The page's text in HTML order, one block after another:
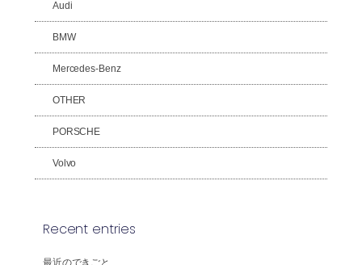
Audi
BMW
Mercedes-Benz
OTHER
PORSCHE
Volvo
Recent entries
最近のできごと